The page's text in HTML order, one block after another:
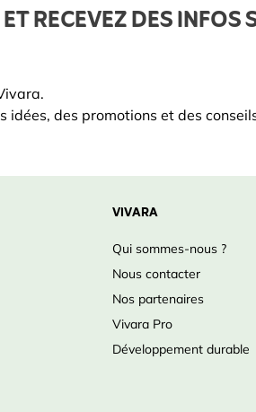
RECEVEZ DES INFOS
idées, des promotions et des
VIVARA
Qui sommes-nous ?
Nous contacter
Nos partenaires
Vivara Pro
Développement durable